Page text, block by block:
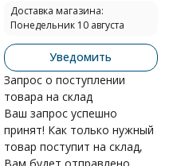
Доставка магазина:
Понедельник 10 августа
Уведомить
Запрос о поступлении
товара на склад
Ваш запрос успешно
принят! Как только нужный
товар поступит на склад,
Вам будет отправлено